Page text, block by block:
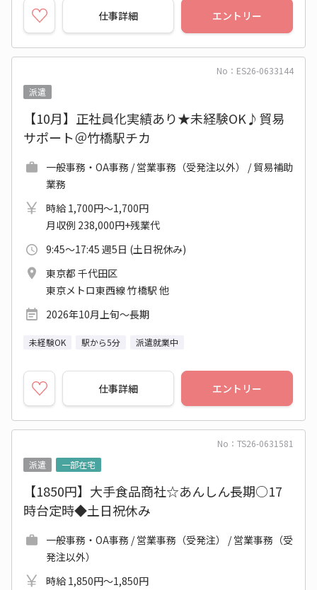
仕事詳細 エントリー
No：ES26-0633144
派遣
【10月】正社員化実績あり★未経験OK♪貿易
サポート＠竹橋駅チカ
一般事務・OA事務 / 営業事務（受発注以外） / 貿易補助
業務
時給 1,700円～1,700円
月収例 238,000円+残業代
9:45～17:45 週5日 (土日祝休み)
東京都 千代田区
東京メトロ東西線 竹橋駅 他
2026年10月上旬～長期
未経験OK 駅から5分 派遣就業中
仕事詳細 エントリー
No：TS26-0631581
派遣
一部在宅
【1850円】大手食品商社☆あんしん長期○17
時台定時◆土日祝休み
一般事務・OA事務 / 営業事務（受発注） / 営業事務（受
発注以外）
時給 1,850円～1,850円